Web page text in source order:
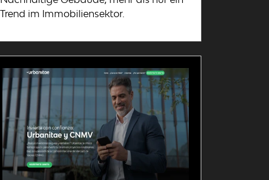
Trend im Immobiliensektor.